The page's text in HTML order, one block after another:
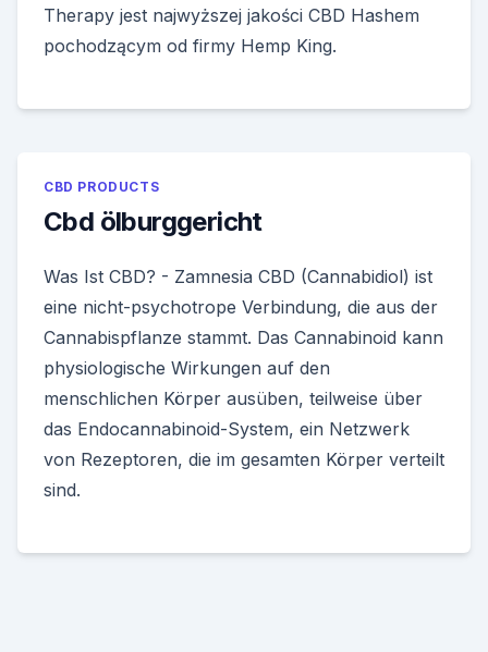
Therapy jest najwyższej jakości CBD Hashem
pochodzącym od firmy Hemp King.
CBD PRODUCTS
Cbd ölburggericht
Was Ist CBD? - Zamnesia CBD (Cannabidiol) ist
eine nicht-psychotrope Verbindung, die aus der
Cannabispflanze stammt. Das Cannabinoid kann
physiologische Wirkungen auf den
menschlichen Körper ausüben, teilweise über
das Endocannabinoid-System, ein Netzwerk
von Rezeptoren, die im gesamten Körper verteilt
sind.